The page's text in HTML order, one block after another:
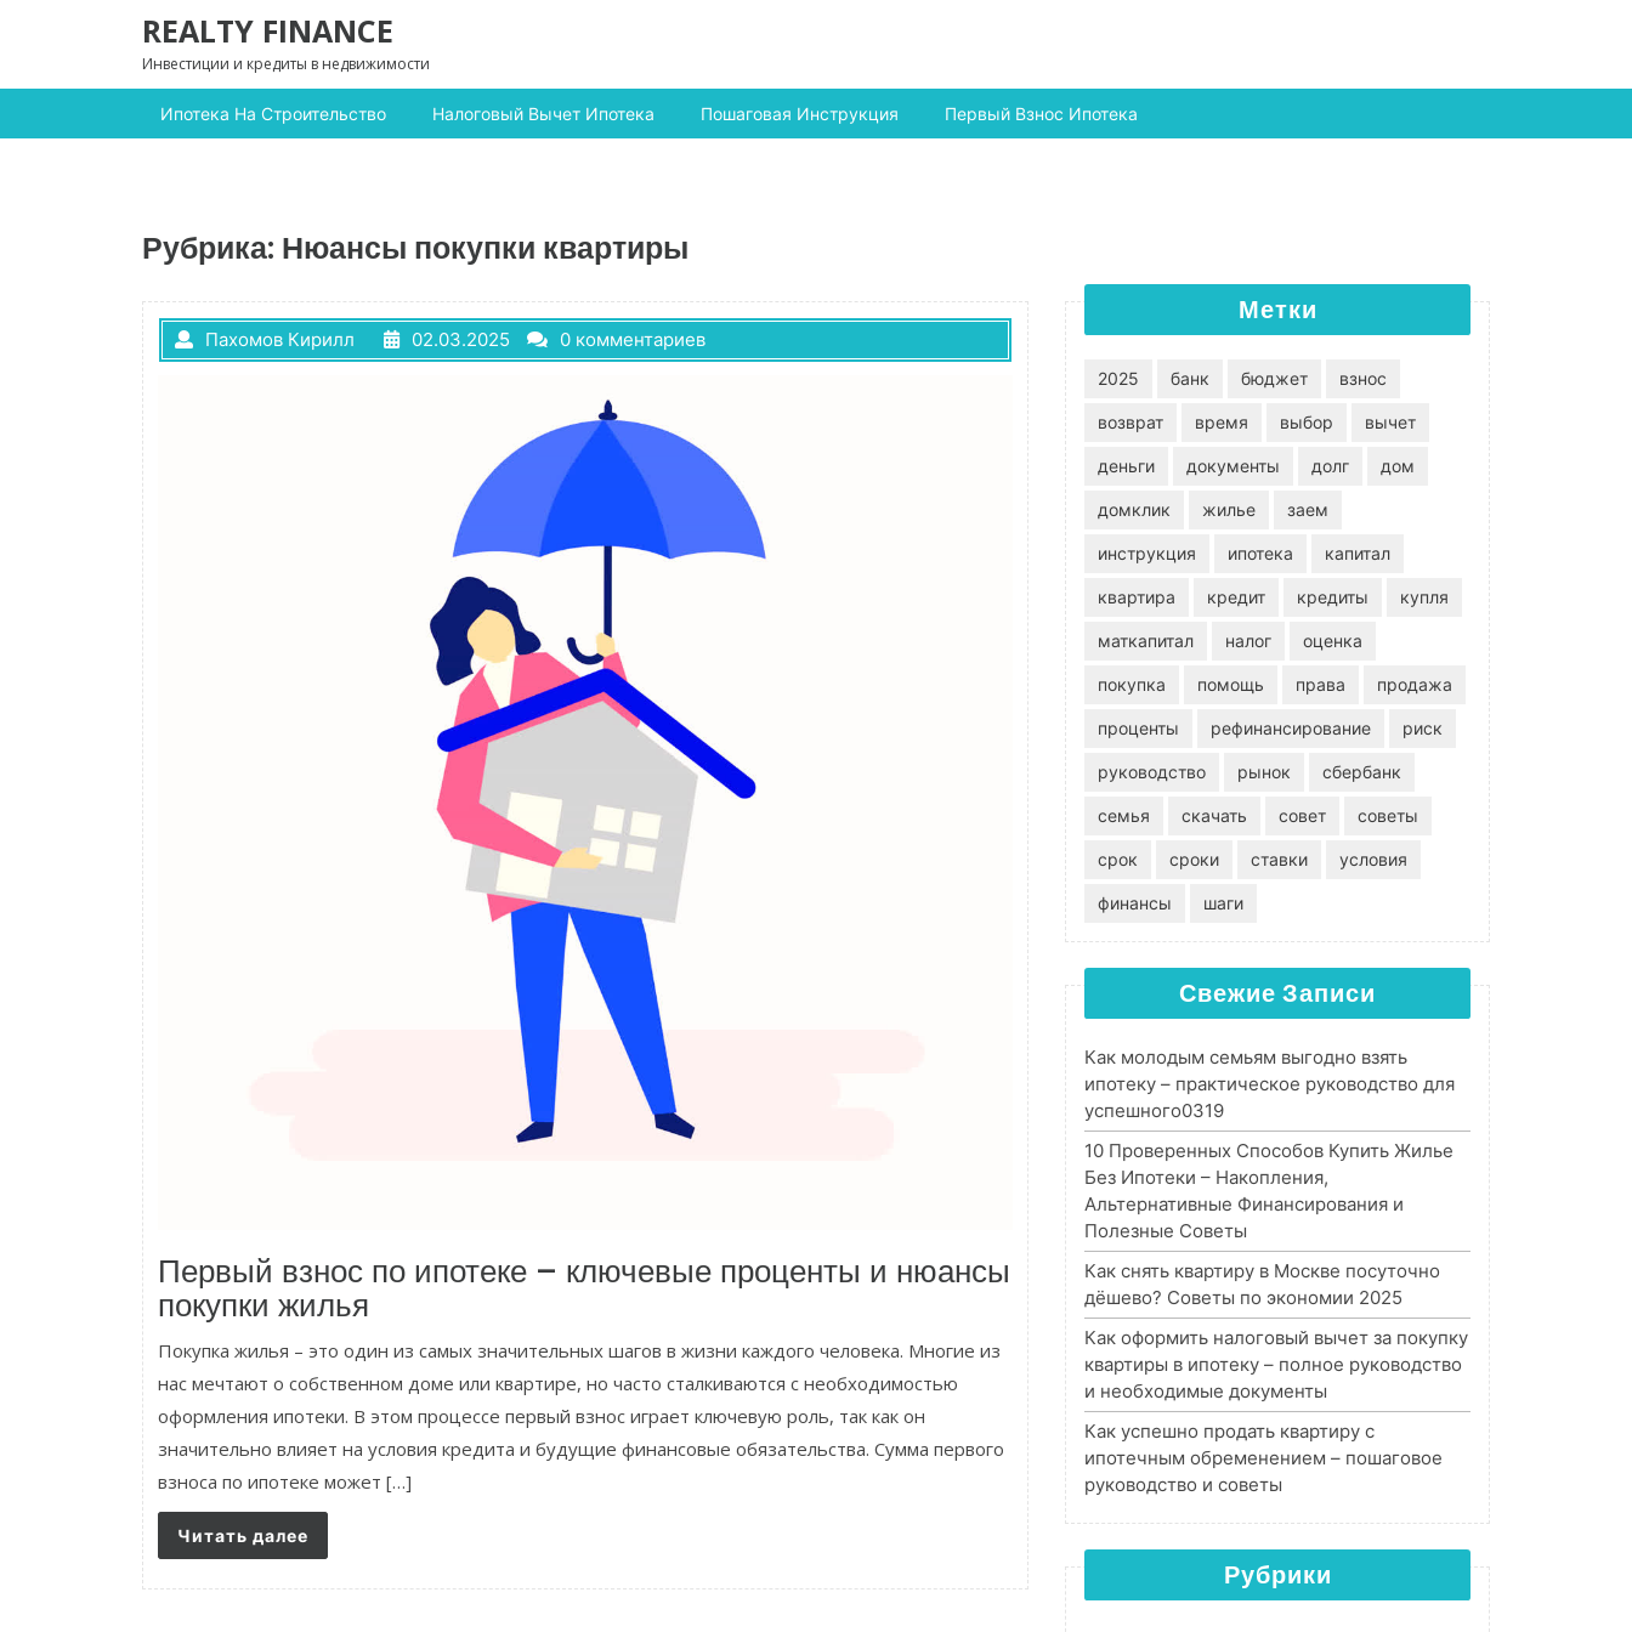
REALTY FINANCE
Инвестиции и кредиты в недвижимости
Ипотека На Строительство Налоговый Вычет Ипотека Пошаговая Инструкция Первый Взнос Ипотека
Рубрика: Нюансы покупки квартиры
Пахомов Кирилл 02.03.2025 0 комментариев
Первый взнос по ипотеке – ключевые проценты и нюансы
покупки жилья
Покупка жилья – это один из самых значительных шагов в жизни каждого человека. Многие из
нас мечтают о собственном доме или квартире, но часто сталкиваются с необходимостью
оформления ипотеки. В этом процессе первый взнос играет ключевую роль, так как он
значительно влияет на условия кредита и будущие финансовые обязательства. Сумма первого
взноса по ипотеке может […]
Читать далее
Метки
2025 банк бюджет взнос
возврат время выбор вычет
деньги документы долг дом
домклик жилье заем
инструкция ипотека капитал
квартира кредит кредиты купля
маткапитал налог оценка
покупка помощь права продажа
проценты рефинансирование риск
руководство рынок сбербанк
семья скачать совет советы
срок сроки ставки условия
финансы шаги
Свежие Записи
Как молодым семьям выгодно взять
ипотеку – практическое руководство для
успешного0319
10 Проверенных Способов Купить Жилье
Без Ипотеки – Накопления,
Альтернативные Финансирования и
Полезные Советы
Как снять квартиру в Москве посуточно
дёшево? Советы по экономии 2025
Как оформить налоговый вычет за покупку
квартиры в ипотеку – полное руководство
и необходимые документы
Как успешно продать квартиру с
ипотечным обременением – пошаговое
руководство и советы
Рубрики